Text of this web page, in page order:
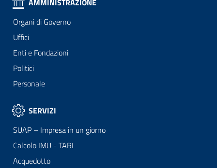
AMMINISTRAZIONE
Organi di Governo
Uffici
Enti e Fondazioni
Politici
Personale
SERVIZI
SUAP – Impresa in un giorno
Calcolo IMU - TARI
Acquedotto